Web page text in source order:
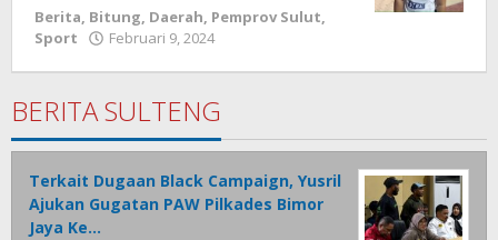
Berita, Bitung, Daerah, Pemprov Sulut,
Sport
Februari 9, 2024
BERITA SULTENG
Terkait Dugaan Black Campaign, Yusril
Ajukan Gugatan PAW Pilkades Bimor
Jaya Ke…